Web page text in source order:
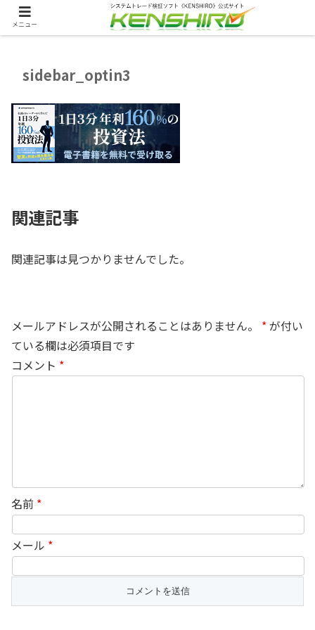
sidebar_optin3
関連記事
関連記事は見つかりませんでした。
メールアドレスが公開されることはありません。 *が付い
ている欄は必須項目です
コメント *
名前 *
メール *
メニュー